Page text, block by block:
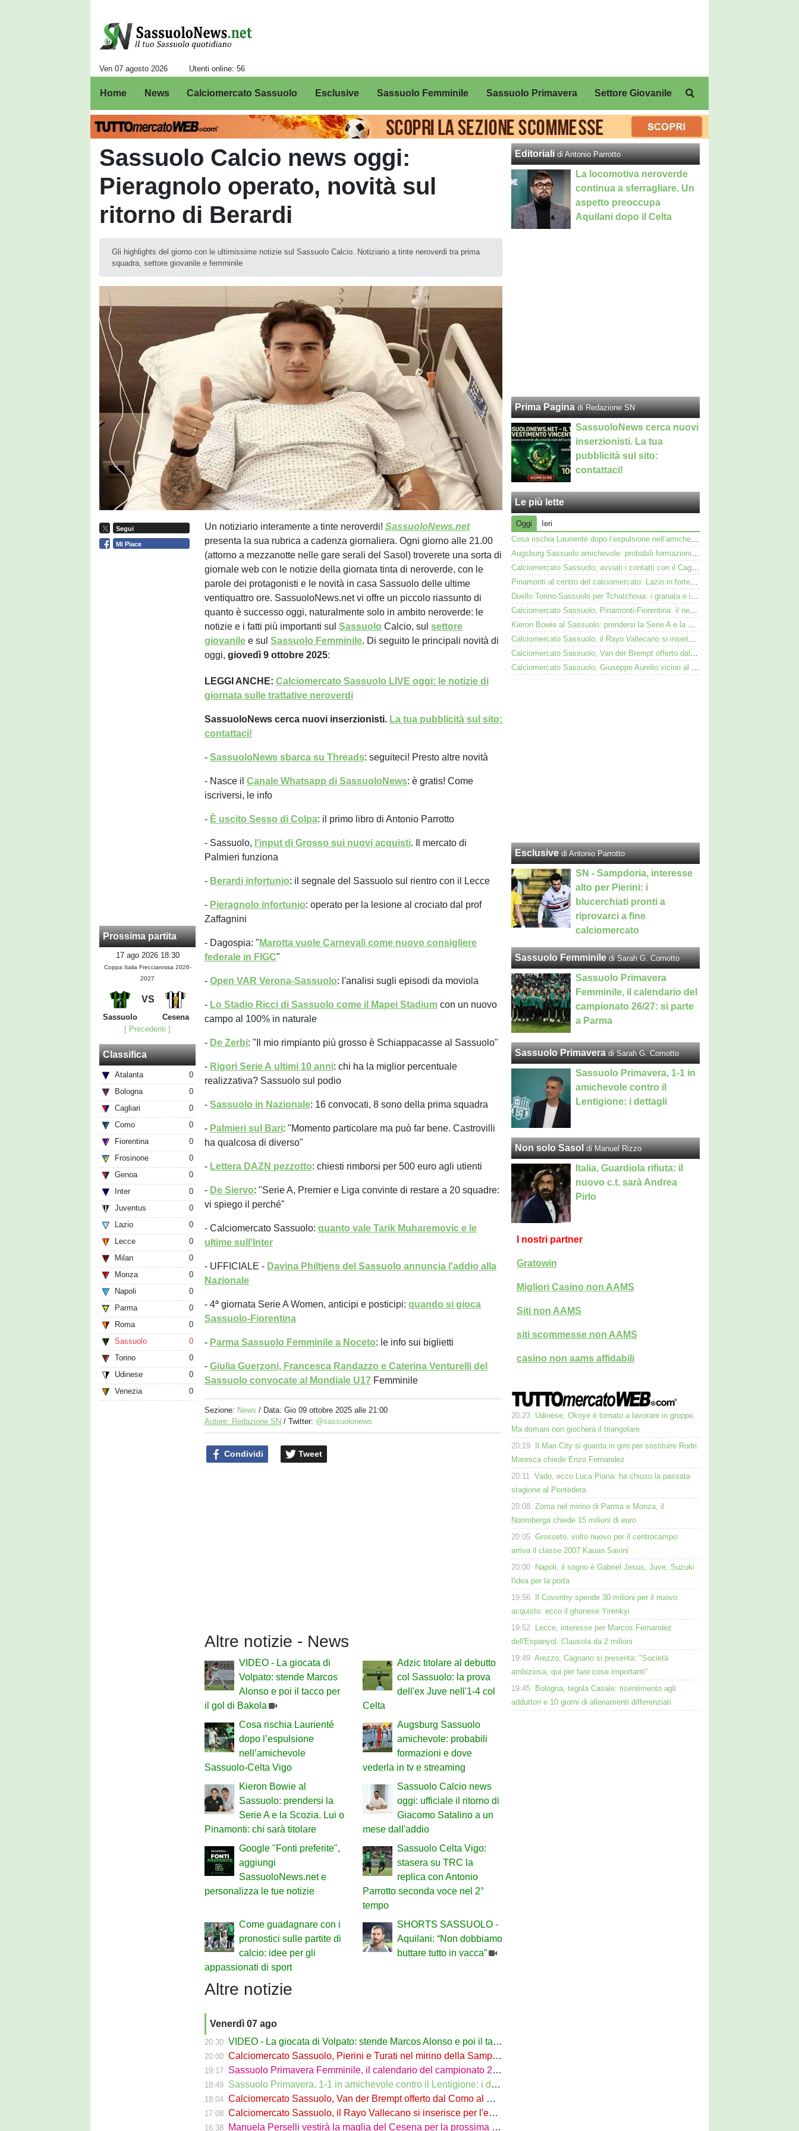
Ven 07 agosto 2026 Utenti online: 56
Home News Calciomercato Sassuolo Esclusive Sassuolo Femminile Sassuolo Primavera Settore Giovanile
Sassuolo Calcio news oggi:
Pieragnolo operato, novità sul
ritorno di Berardi
Gli highlights del giorno con le ultimissime notizie sul Sassuolo Calcio. Notiziario a tinte neroverdi tra prima
squadra, settore giovanile e femminile
Segui
Mi Piace
Prossima partita
17 ago 2026 18:30
Coppa Italia Frecciarossa 2026-
2027
VS
Sassuolo
Cesena
[ Precedenti ]
Classifica
Atalanta
0
Bologna
0
Cagliari
0
Como
0
Fiorentina
0
Frosinone
0
Genoa
0
Inter
0
Juventus
0
Lazio
0
Lecce
0
Milan
0
Monza
0
Napoli
0
Parma
0
Roma
0
Sassuolo
0
Torino
0
Udinese
0
Venezia
0
Un notiziario interamente a tinte neroverdi!SassuoloNews.net
presenta la sua rubrica a cadenza giornaliera. Ogni giorno alle 21.00
(attorno a mezzanotte nelle gare serali del Sasol) troverete una sorta di
giornale web con le notizie della giornata tinta di neroverde, con le
parole dei protagonisti e le novità in casa Sassuolo delle ultime
ventiquattro ore. SassuoloNews.net vi offre un piccolo riassunto di
quanto è successo oggi, naturalmente solo in ambito neroverde: le
notizie e i fatti più importanti sulSassuolo Calcio, sulsettore
giovanile e sulSassuolo Femminile. Di seguito le principali novità di
oggi, giovedì 9 ottobre 2025:
LEGGI ANCHE:Calciomercato Sassuolo LIVE oggi: le notizie di
giornata sulle trattative neroverdi
SassuoloNews cerca nuovi inserzionisti. La tua pubblicità sul sito:
contattaci!
-SassuoloNews sbarca su Threads: seguiteci! Presto altre novità
- Nasce ilCanale Whatsapp di SassuoloNews: è gratis! Come
iscriversi, le info
- È uscito Sesso di Colpa: il primo libro di Antonio Parrotto
- Sassuolo, l'input di Grosso sui nuovi acquisti. Il mercato di
Palmieri funziona
- Berardi infortunio: il segnale del Sassuolo sul rientro con il Lecce
- Pieragnolo infortunio: operato per la lesione al crociato dal prof
Zaffagnini
- Dagospia: " Marotta vuole Carnevali come nuovo consigliere
federale in FIGC"
-Open VAR Verona-Sassuolo: l'analisi sugli episodi da moviola
- Lo Stadio Ricci di Sassuolo come il Mapei Stadium con un nuovo
campo al 100% in naturale
- De Zerbi: "Il mio rimpianto più grosso è Schiappacasse al Sassuolo"
- Rigori Serie A ultimi 10 anni: chi ha la miglior percentuale
realizzativa? Sassuolo sul podio
-Sassuolo in Nazionale: 16 convocati, 8 sono della prima squadra
- Palmieri sul Bari: "Momento particolare ma può far bene. Castrovilli
ha qualcosa di diverso"
- Lettera DAZN pezzotto: chiesti rimborsi per 500 euro agli utienti
- De Siervo: "Serie A, Premier e Liga convinte di restare a 20 squadre:
vi spiego il perché"
- Calciomercato Sassuolo:quanto vale Tarik Muharemovic e le
ultime sull'Inter
- UFFICIALE - Davina Philtjens del Sassuolo annuncia l'addio alla
Nazionale
- 4ª giornata Serie A Women, anticipi e posticipi:quando si gioca
Sassuolo-Fiorentina
- Parma Sassuolo Femminile a Noceto: le info sui biglietti
-Giulia Guerzoni, Francesca Randazzo e Caterina Venturelli del
Sassuolo convocate al Mondiale U17 Femminile
Sezione: News / Data:Gio 09 ottobre 2025 alle 21:00
Autore: Redazione SN / Twitter: @sassuolonews
Condividi Tweet
Altre notizie - News
VIDEO - La giocata di
Volpato: stende Marcos
Alonso e poi il tacco per
il gol di Bakola
Adzic titolare al debutto
col Sassuolo: la prova
dell'ex Juve nell'1-4 col
Celta
Cosa rischia Laurienté
dopo l’espulsione
nell’amichevole
Sassuolo-Celta Vigo
Augsburg Sassuolo
amichevole: probabili
formazioni e dove
vederla in tv e streaming
Kieron Bowie al
Sassuolo: prendersi la
Serie A e la Scozia. Lui o
Pinamonti: chi sarà titolare
Sassuolo Calcio news
oggi: ufficiale il ritorno di
Giacomo Satalino a un
mese dall'addio
Google "Fonti preferite",
aggiungi
SassuoloNews.net e
personalizza le tue notizie
Sassuolo Celta Vigo:
stasera su TRC la
replica con Antonio
Parrotto seconda voce nel 2°
tempo
Come guadagnare con i
pronostici sulle partite di
calcio: idee per gli
appassionati di sport
SHORTS SASSUOLO -
Aquilani: “Non dobbiamo
buttare tutto in vacca”
Altre notizie
Venerdì 07 ago
20:30 VIDEO - La giocata di Volpato: stende Marcos Alonso e poi il tacco per il gol di Bakola
20:00 Calciomercato Sassuolo, Pierini e Turati nel mirino della Sampdoria
19:17 Sassuolo Primavera Femminile, il calendario del campionato 26/27: si parte a Parma
18:49 Sassuolo Primavera, 1-1 in amichevole contro il Lentigione: i dettagli
18:04 Calciomercato Sassuolo, Van der Brempt offerto dal Como al Cagliari per avere Esposito
17:08 Calciomercato Sassuolo, il Rayo Vallecano si inserisce per l'ex Torino Obrador
16:38 Manuela Perselli vestirà la maglia del Cesena per la prossima stagione
Editoriali di Antonio Parrotto
La locomotiva neroverde
continua a sferragliare. Un
aspetto preoccupa
Aquilani dopo il Celta
Prima Pagina di Redazione SN
SassuoloNews cerca nuovi
inserzionisti. La tua
pubblicità sul sito:
contattaci!
Le più lette
Oggi
Ieri
Cosa rischia Laurienté dopo l’espulsione nell’amichevole Sassuolo-Celta Vigo
Augsburg Sassuolo amichevole: probabili formazioni e dove vederla in tv e streaming
Calciomercato Sassuolo, avviati i contatti con il Cagliari per Zappa
Pinamonti al centro del calciomercato: Lazio in forte pressing, Fiorentina osserva
Duello Torino-Sassuolo per Tchatchoua: i granata e i neroverdi valutano per l'ex Verona
Calciomercato Sassuolo, Pinamonti-Fiorentina: il neroverde alternativa a Pellegrino del Parma
Kieron Bowie al Sassuolo: prendersi la Serie A e la Scozia. Lui o Pinamonti: chi sarà titolare
Calciomercato Sassuolo, il Rayo Vallecano si inserisce per l'ex Torino Obrador
Calciomercato Sassuolo, Van der Brempt offerto dal Como al Cagliari per avere Esposito
Calciomercato Sassuolo, Giuseppe Aurelio vicino al Cagliari: operazione in dirittura d’arrivo
Esclusive di Antonio Parrotto
SN - Sampdoria, interesse
alto per Pierini: i
blucerchiati pronti a
riprovarci a fine
calciomercato
Sassuolo Femminile di Sarah G. Comotto
Sassuolo Primavera
Femminile, il calendario del
campionato 26/27: si parte
a Parma
Sassuolo Primavera di Sarah G. Comotto
Sassuolo Primavera, 1-1 in
amichevole contro il
Lentigione: i dettagli
Non solo Sasol di Manuel Rizzo
Italia, Guardiola rifiuta: il
nuovo c.t. sarà Andrea
Pirlo
I nostri partner
Gratowin
Migliori Casino non AAMS
Siti non AAMS
siti scommesse non AAMS
casino non aams affidabili
20:23 Udinese, Okoye è tornato a lavorare in gruppo.
Ma domani non giocherà il triangolare
20:19
Il Man City si guarda in giro per sostituire Rodri.
Maresca chiede Enzo Fernandez
20:11 Vado, ecco Luca Piana: ha chiuso la passata
stagione al Pontedera
20:08 Zoma nel mirino di Parma e Monza, il
Norimberga chiede 15 milioni di euro
20:05 Grosseto, volto nuovo per il centrocampo:
arriva il classe 2007 Kauan Savini
20:00
Napoli, il sogno è Gabriel Jesus, Juve, Suzuki
l'idea per la porta
19:56
Il Coventry spende 30 milioni per il nuovo
acquisto: ecco il ghanese Yirenkyi
19:52
Lecce, interesse per Marcos Fernandez
dell'Espanyol. Clausola da 2 milioni
19:49 Arezzo, Cagnano si presenta: "Società
ambiziosa, qui per fare cose importanti"
19:45
Bologna, tegola Casale: risentimento agli
adduttori e 10 giorni di allenamenti differenziati